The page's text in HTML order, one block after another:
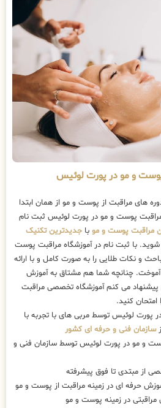
و مو در پورت لوئیس
های مراقبت از پوست و مو از همان ابتدا
پوست و مو در پورت لوئیس ثبت نام
مراقبت پوست و مو با جدیدترین تکنیک
شوید. با ثبت نام در آموزشگاه مراقبت پوست
و نکات طلایی را به صورت کامل و با ارائه
چنانچه شما هم مشتاق به آموزش
می کنم آموزشگاه تخصصی مراقبت
کنید.
پورت لوئیس توسط مربی های با تجربه با
سازمان فنی و حرفه ای کشور
و مو در پورت لوئیس توسط سازمان فنی و
حرفه ای در زمینه مراقبت از پوست و مو
در زمینه پوست و مو